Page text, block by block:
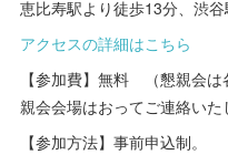
恵比寿駅より徒歩13分、渋
アクセスの詳細はこちら
【参加費】無料 （懇親会
親会会場はおってご連絡いた
【参加方法】事前申込制。